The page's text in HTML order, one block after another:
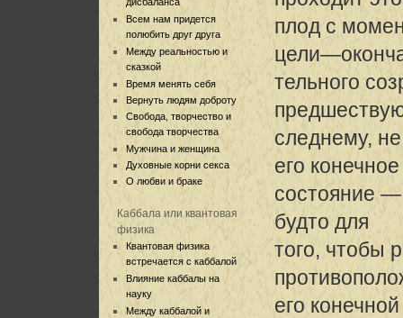
дисбаланса
Всем нам придется
полюбить друг друга
Между реальностью и
сказкой
Время менять себя
Вернуть людям доброту
Свобода, творчество и
свобода творчества
Мужчина и женщина
Духовные корни секса
О любви и браке
Каббала или квантовая
физика
Квантовая физика
встречается с каббалой
Влияние каббалы на
науку
Между каббалой и
плод с
тельного
следнему,
его конечное
состояние —
будто для
того, чтобы
его